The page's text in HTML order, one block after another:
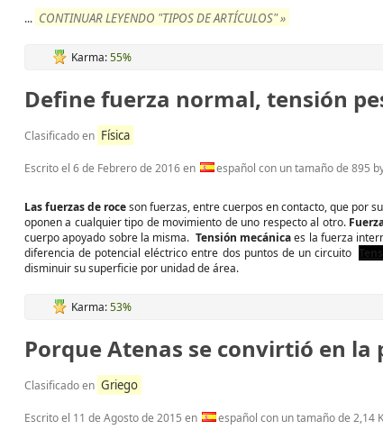
... CONTINUAR LEYENDO "TIPOS DE ARTÍCULOS" »
Karma:55%
Define fuerza normal, tensión
Clasificado en Física
Escrito el 6 de Febrero de 2016en español con un tamaño de 895
Las fuerzas de roceson fuerzas, entre cuerpos en contacto, que por
oponen a cualquier tipo de movimiento de uno respecto al otro.
cuerpo apoyado sobre la misma. Tensión mecánicaes la fuerza
diferencia de potencial eléctrico entre dos puntos de un circuito
disminuir su superficie por unidad de área.
Karma:53%
Porque Atenas se convirtió en la
Clasificado en Griego
Escrito el 11 de Agosto de 2015 en español con un tamaño de 2,14